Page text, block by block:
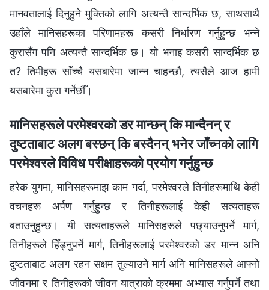
मानवतालाई दिनुहुने मुक्तिको लागि अत्यन्तै सान्दर्भिक छ, साथसाथै
उहाँले मानिसहरूका परिणामहरू कसरी निर्धारण गर्नुहुन्छ भन्ने
कुरासँग पनि अत्यन्तै सान्दर्भिक छ। यो भनाइ कसरी सान्दर्भिक छ
त? तिमीहरू साँच्चै यसबारेमा जान्न चाहन्छौ, त्यसैले आज हामी
यसबारेमा कुरा गर्नेछौँ।
मानिसहरूले परमेश्‍वरको डर मान्छन् कि मान्दैनन् र
दुष्टताबाट अलग बस्छन् कि बस्दैनन् भनेर जाँच्नको लागि
परमेश्‍वरले विविध परीक्षाहरूको प्रयोग गर्नुहुन्छ
हरेक युगमा, मानिसहरूमाझ काम गर्दा, परमेश्‍वरले तिनीहरूमाथि केही
वचनहरू अर्पण गर्नुहुन्छ र तिनीहरूलाई केही सत्यताहरू
बताउनुहुन्छ। यी सत्यताहरूले मानिसहरूले पछ्याउनुपर्ने मार्ग,
तिनीहरूले हिँड्नुपर्ने मार्ग, तिनीहरूलाई परमेश्‍वरको डर मान्न अनि
दुष्टताबाट अलग रहन सक्षम तुल्याउने मार्ग अनि मानिसहरूले आफ्‍नो
जीवनमा र तिनीहरूको जीवन यात्राको क्रममा अभ्यास गर्नुपर्ने तथा